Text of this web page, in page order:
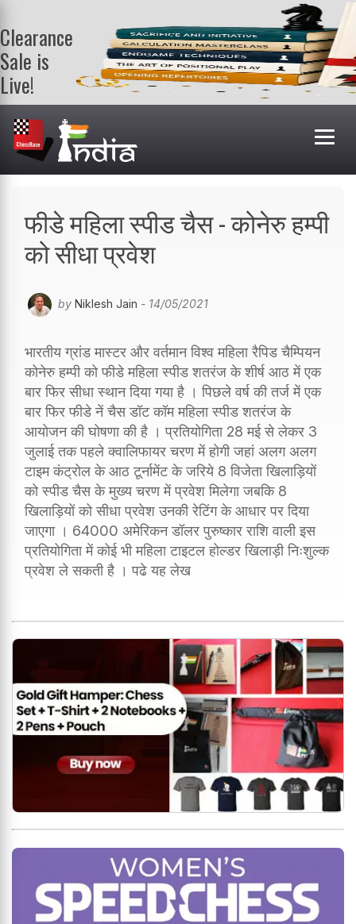
Clearance
Sale is
Live!
Get a FREE
book on
purchasing 2
or more
books. Valid
फीडे महिला स्पीड चैस - कोनेरु हम्पी
को सीधा प्रवेश
by Niklesh Jain - 14/05/2021
भारतीय ग्रांड मास्टर और वर्तमान विश्व महिला रैपिड चैम्पियन
कोनेरु हम्पी को फीडे महिला स्पीड शतरंज के शीर्ष आठ में एक
बार फिर सीधा स्थान दिया गया है । पिछले वर्ष की तर्ज में एक
बार फिर फीडे नें चैस डॉट कॉम महिला स्पीड शतरंज के
आयोजन की घोषणा की है । प्रतियोगिता 28 मई से लेकर 3
जुलाई तक पहले क्वालिफायर चरण में होगी जहां अलग अलग
टाइम कंट्रोल के आठ टूर्नामेंट के जरिये 8 विजेता खिलाड़ियों
को स्पीड चैस के मुख्य चरण में प्रवेश मिलेगा जबकि 8
खिलाड़ियों को सीधा प्रवेश उनकी रेटिंग के आधार पर दिया
जाएगा । 64000 अमेरिकन डॉलर पुरुष्कार राशि वाली इस
प्रतियोगिता में कोई भी महिला टाइटल होल्डर खिलाड़ी निःशुल्क
प्रवेश ले सकती है । पढे यह लेख